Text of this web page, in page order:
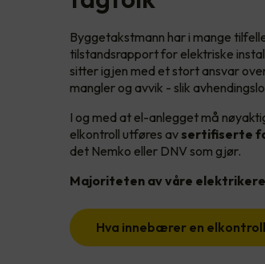
Byggetakstmann har i mange
tilstandsrapport for elektriske
sitter igjen med et stort ansvar
mangler og avvik - slik
I og med at el-anlegget må
elkontroll utføres av sertifiserte
det Nemko eller DNV som gjør.
Majoriteten av våre
Hva innebærer en